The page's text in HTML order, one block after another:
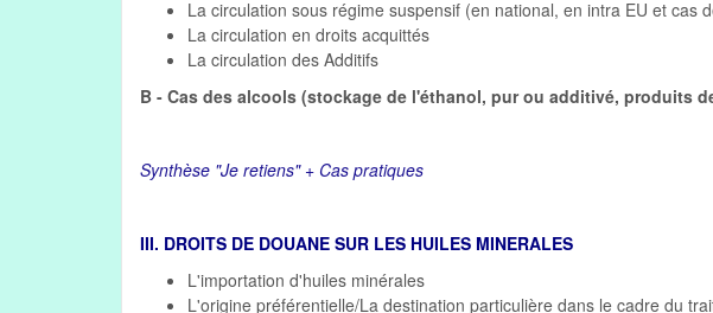
La circulation sous régime suspensif (en national, en intra EU et cas
La circulation en droits acquittés
La circulation des Additifs
B - Cas des alcools (stockage de l'éthanol, pur ou additivé, produits
Synthèse "Je retiens" + Cas pratiques
III. DROITS DE DOUANE SUR LES HUILES MINERALES
L'importation d'huiles minérales
L'origine préférentielle/La destination particulière dans le cadre du